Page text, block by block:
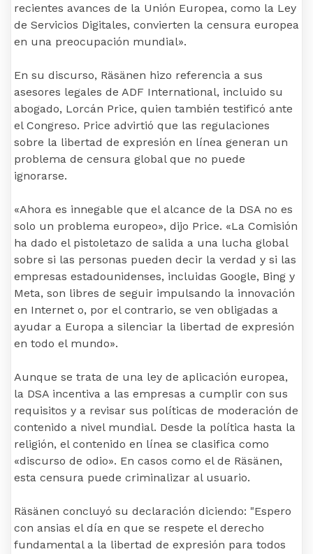
recientes avances de la Unión Europea, como la Ley
de Servicios Digitales, convierten la censura europea
en una preocupación mundial».
En su discurso, Räsänen hizo referencia a sus
asesores legales de ADF International, incluido su
abogado, Lorcán Price, quien también testificó ante
el Congreso. Price advirtió que las regulaciones
sobre la libertad de expresión en línea generan un
problema de censura global que no puede
ignorarse.
«Ahora es innegable que el alcance de la DSA no es
solo un problema europeo», dijo Price. «La Comisión
ha dado el pistoletazo de salida a una lucha global
sobre si las personas pueden decir la verdad y si las
empresas estadounidenses, incluidas Google, Bing y
Meta, son libres de seguir impulsando la innovación
en Internet o, por el contrario, se ven obligadas a
ayudar a Europa a silenciar la libertad de expresión
en todo el mundo».
Aunque se trata de una ley de aplicación europea,
la DSA incentiva a las empresas a cumplir con sus
requisitos y a revisar sus políticas de moderación de
contenido a nivel mundial. Desde la política hasta la
religión, el contenido en línea se clasifica como
«discurso de odio». En casos como el de Räsänen,
esta censura puede criminalizar al usuario.
Räsänen concluyó su declaración diciendo: "Espero
con ansias el día en que se respete el derecho
fundamental a la libertad de expresión para todos